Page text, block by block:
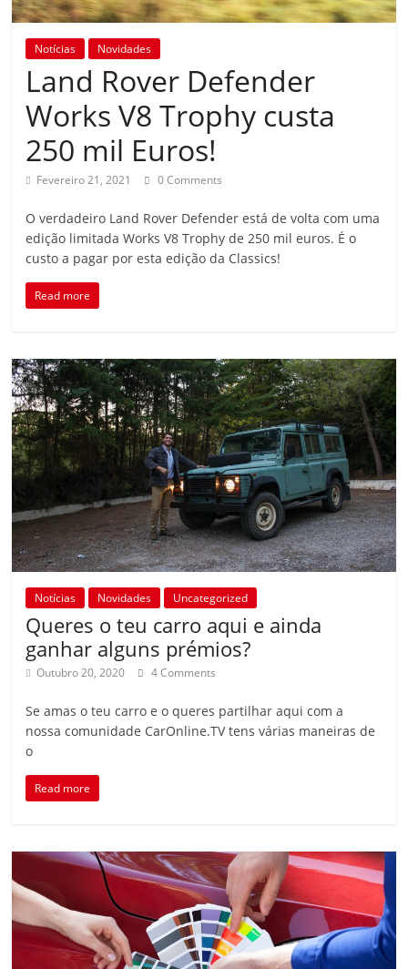
Notícias Novidades
Land Rover Defender
Works V8 Trophy custa
250 mil Euros!
Fevereiro 21, 2021 0 Comments
O verdadeiro Land Rover Defender está de volta com uma
edição limitada Works V8 Trophy de 250 mil euros. É o
custo a pagar por esta edição da Classics!
Read more
Notícias Novidades Uncategorized
Queres o teu carro aqui e ainda
ganhar alguns prémios?
Outubro 20, 2020 4 Comments
Se amas o teu carro e o queres partilhar aqui com a
nossa comunidade CarOnline.TV tens várias maneiras de
o
Read more